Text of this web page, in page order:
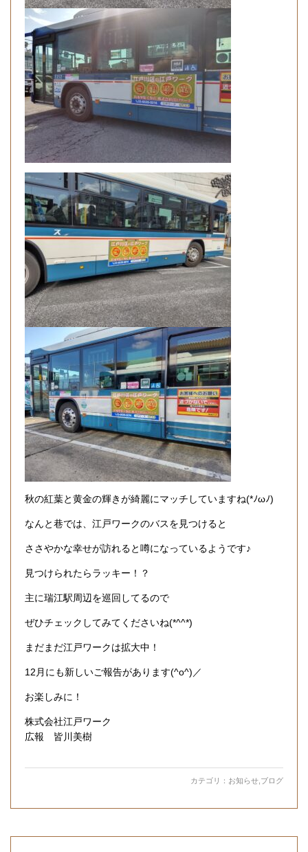
秋の紅葉と黄金の輝きが綺麗にマッチしていますね(*ﾉωﾉ)
なんと巷では、江戸ワークのバスを見つけると
ささやかな幸せが訪れると噂になっているようです♪
見つけられたらラッキー！？
主に瑞江駅周辺を巡回してるので
ぜひチェックしてみてくださいね(*^^*)
まだまだ江戸ワークは拡大中！
12月にも新しいご報告があります(^o^)／
お楽しみに！
株式会社江戸ワーク
広報 皆川美樹
カテゴリ： お知らせ ブログ